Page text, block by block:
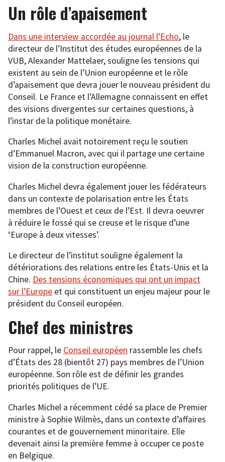
Un rôle d’apaisement
Dans une interview accordée au journal l’Echo, le
directeur de l’Institut des études européennes de la
VUB, Alexander Mattelaer, souligne les tensions qui
existent au sein de l’Union européenne et le rôle
d’apaisement que devra jouer le nouveau président du
Conseil. Le France et l’Allemagne connaissent en effet
des visions divergentes sur certaines questions, à
l’instar de la politique monétaire.
Charles Michel avait notoirement reçu le soutien
d’Emmanuel Macron, avec qui il partage une certaine
vision de la construction européenne.
Charles Michel devra également jouer les fédérateurs
dans un contexte de polarisation entre les États
membres de l’Ouest et ceux de l’Est. Il devra oeuvrer
à réduire le fossé qui se creuse et le risque d’une
‘Europe à deux vitesses’.
Le directeur de l’institut souligne également la
détériorations des relations entre les États-Unis et la
Chine. Des tensions économiques qui ont un impact
sur l’Europe et qui constituent un enjeu majeur pour le
président du Conseil européen.
Chef des ministres
Pour rappel, le Conseil européen rassemble les chefs
d’États des 28 (bientôt 27) pays membres de l’Union
européenne. Son rôle est de définir les grandes
priorités politiques de l’UE.
Charles Michel a récemment cédé sa place de Premier
ministre à Sophie Wilmès, dans un contexte d’affaires
courantes et de gouvernement minoritaire. Elle
devenait ainsi la première femme à occuper ce poste
en Belgique.